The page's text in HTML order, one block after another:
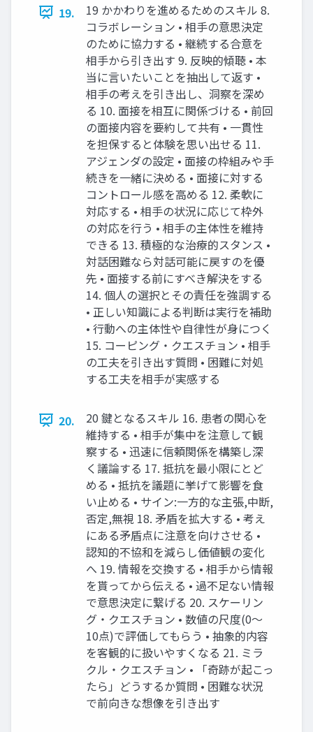
19.
19 かかわりを進めるためのスキル 8.
コラボレーション • 相手の意思決定
のために協力する • 継続する合意を
相手から引き出す 9. 反映的傾聴 • 本
当に言いたいことを抽出して返す •
相手の考えを引き出し、洞察を深め
る 10. 面接を相互に関係づける • 前回
の面接内容を要約して共有 • 一貫性
を担保すると体験を思い出せる 11.
アジェンダの設定 • 面接の枠組みや手
続きを一緒に決める • 面接に対する
コントロール感を高める 12. 柔軟に
対応する • 相手の状況に応じて枠外
の対応を行う • 相手の主体性を維持
できる 13. 積極的な治療的スタンス •
対話困難なら対話可能に戻すのを優
先 • 面接する前にすべき解決をする
14. 個人の選択とその責任を強調する
• 正しい知識による判断は実行を補助
• 行動への主体性や自律性が身につく
15. コーピング・クエスチョン • 相手
の工夫を引き出す質問 • 困難に対処
する工夫を相手が実感する
20.
20 鍵となるスキル 16. 患者の関心を
維持する • 相手が集中を注意して観
察する • 迅速に信頼関係を構築し深
く議論する 17. 抵抗を最小限にとど
める • 抵抗を議題に挙げて影響を食
い止める • サイン:一方的な主張,中断,
否定,無視 18. 矛盾を拡大する • 考え
にある矛盾点に注意を向けさせる •
認知的不協和を減らし価値観の変化
へ 19. 情報を交換する • 相手から情報
を貰ってから伝える • 過不足ない情報
で意思決定に繋げる 20. スケーリン
グ・クエスチョン • 数値の尺度(0～
10点)で評価してもらう • 抽象的内容
を客観的に扱いやすくなる 21. ミラ
クル・クエスチョン • 「奇跡が起こっ
たら」どうするか質問 • 困難な状況
で前向きな想像を引き出す